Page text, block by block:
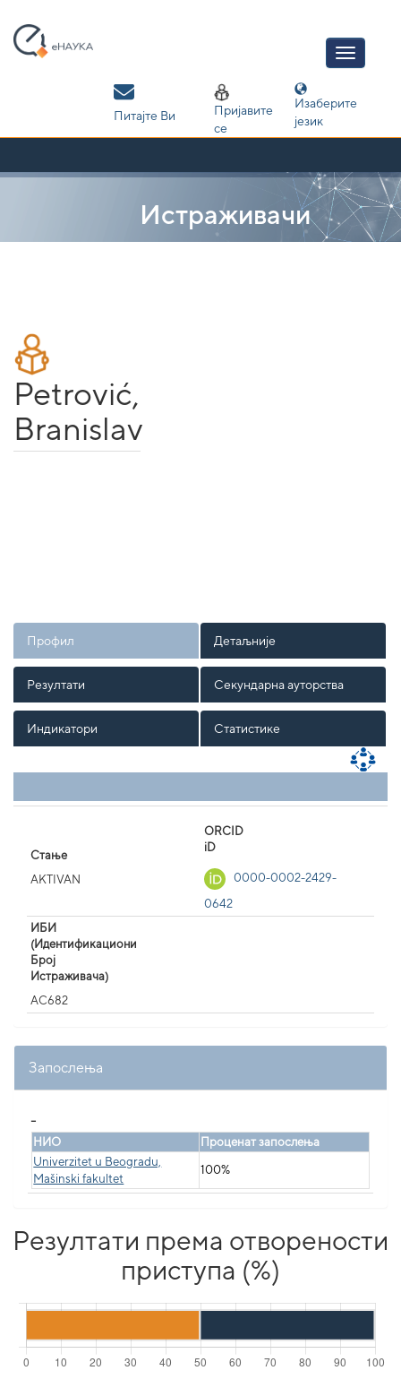
navigation
Питајте Ви
Пријавите
се
Изаберите
језик
Истраживачи
Petrović,
Branislav
Профил Детаљније
Резултати Секундарна ауторства
Индикатори Статистике
Стање
AKTIVAN
ORCID
iD
0000-0002-2429-
0642
ИБИ
(Идентификациони
Број
Истраживача)
AC682
Запослења
НИО
Проценат запослења
Univerzitet u Beogradu,
Mašinski fakultet
100%
Резултати према отворености
приступа (%)